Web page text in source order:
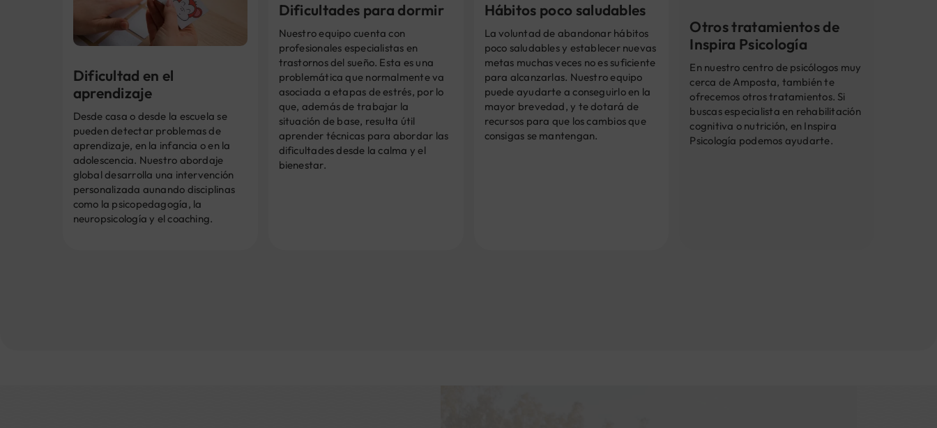
Dificultad en el
aprendizaje
Desde casa o desde la escuela se
pueden detectar problemas de
aprendizaje, en la infancia o en la
adolescencia. Nuestro abordaje
global desarrolla una intervención
personalizada aunando disciplinas
como la psicopedagogía, la
neuropsicología y el coaching.
Dificultades para dormir
Nuestro equipo cuenta con
profesionales especialistas en
trastornos del sueño. Esta es una
problemática que normalmente va
asociada a etapas de estrés, por lo
que, además de trabajar la
situación de base, resulta útil
aprender técnicas para abordar las
dificultades desde la calma y el
bienestar.
Hábitos poco saludables
La voluntad de abandonar hábitos
poco saludables y establecer nuevas
metas muchas veces no es suficiente
para alcanzarlas. Nuestro equipo
puede ayudarte a conseguirlo en la
mayor brevedad, y te dotará de
recursos para que los cambios que
consigas se mantengan.
Otros tratamientos de
Inspira Psicología
En nuestro centro de psicólogos muy
cerca de Amposta, también te
ofrecemos otros tratamientos. Si
buscas especialista en rehabilitación
cognitiva o nutrición, en Inspira
Psicología podemos ayudarte.